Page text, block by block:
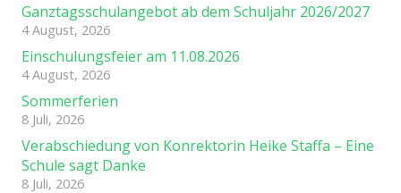
Ganztagsschulangebot ab dem Schuljahr 2026/2027
4 August, 2026
Einschulungsfeier am 11.08.2026
4 August, 2026
Sommerferien
8 Juli, 2026
Verabschiedung von Konrektorin Heike Staffa – Eine
Schule sagt Danke
8 Juli, 2026